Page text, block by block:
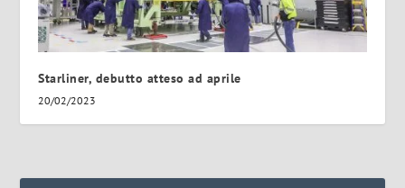
Starliner, debutto atteso ad aprile
20/02/2023